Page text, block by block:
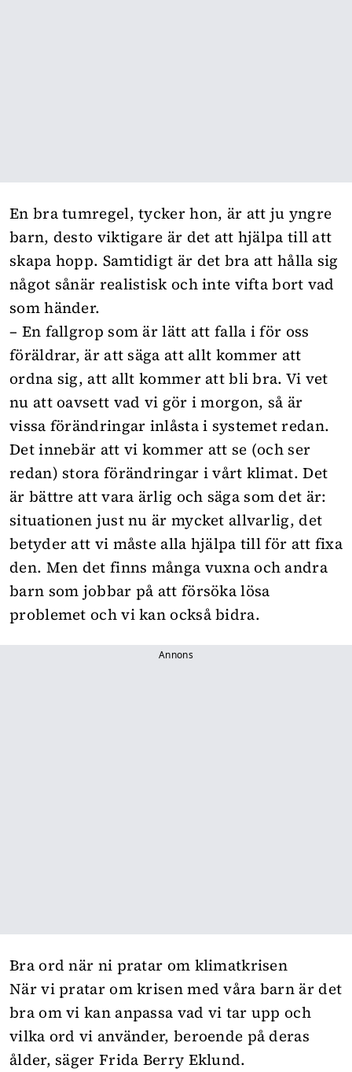
En bra tumregel, tycker hon, är att ju yngre
barn, desto viktigare är det att hjälpa till att
skapa hopp. Samtidigt är det bra att hålla sig
något sånär realistisk och inte vifta bort vad
som händer.
– En fallgrop som är lätt att falla i för oss
föräldrar, är att säga att allt kommer att
ordna sig, att allt kommer att bli bra. Vi vet
nu att oavsett vad vi gör i morgon, så är
vissa förändringar inlåsta i systemet redan.
Det innebär att vi kommer att se (och ser
redan) stora förändringar i vårt klimat. Det
är bättre att vara ärlig och säga som det är:
situationen just nu är mycket allvarlig, det
betyder att vi måste alla hjälpa till för att fixa
den. Men det finns många vuxna och andra
barn som jobbar på att försöka lösa
problemet och vi kan också bidra.
Annons
Bra ord när ni pratar om klimatkrisen
När vi pratar om krisen med våra barn är det
bra om vi kan anpassa vad vi tar upp och
vilka ord vi använder, beroende på deras
ålder, säger Frida Berry Eklund.